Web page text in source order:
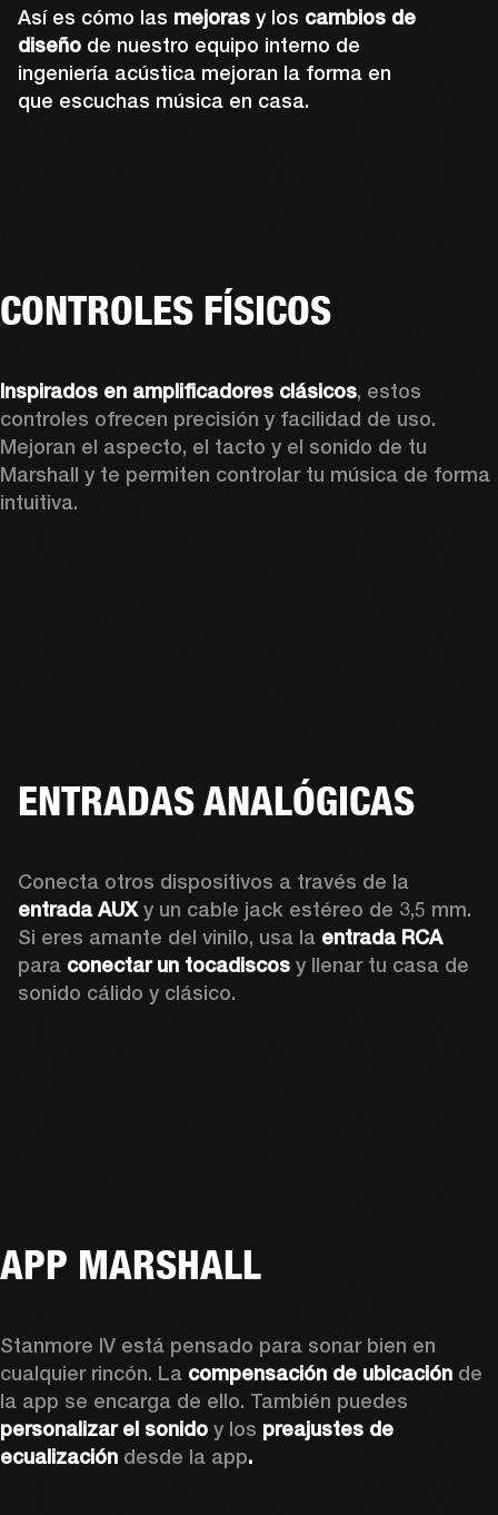
Así es cómo las mejoras y los cambios de
diseño de nuestro equipo interno de
ingeniería acústica mejoran la forma en
que escuchas música en casa.
CONTROLES FÍSICOS
Inspirados en amplificadores clásicos, estos
controles ofrecen precisión y facilidad de uso.
Mejoran el aspecto, el tacto y el sonido de tu
Marshall y te permiten controlar tu música de forma
intuitiva.
ENTRADAS ANALÓGICAS
entrada AUX y un cable jack estéreo de 3,5 mm.
Si eres amante del vinilo, usa la entrada RCA
para conectar un tocadiscos y llenar tu casa de
sonido cálido y clásico.
APP MARSHALL
Stanmore IV está pensado para sonar bien en
cualquier rincón. La compensación de ubicación de
personalizar el sonido y los preajustes de
ecualización desde la app.